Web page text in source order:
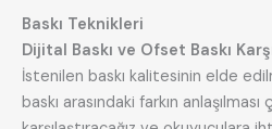
Baskı Teknikleri
Dijital Baskı ve Ofset Baskı
İstenilen baskı kalitesinin elde
baskı arasındaki farkın